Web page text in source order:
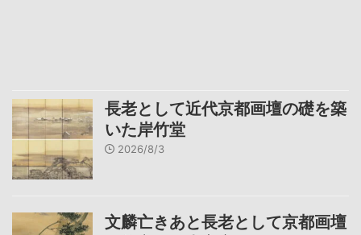
長老として近代京都画壇の礎を築
いた岸竹堂
2026/8/3
文麟亡きあと長老として京都画壇